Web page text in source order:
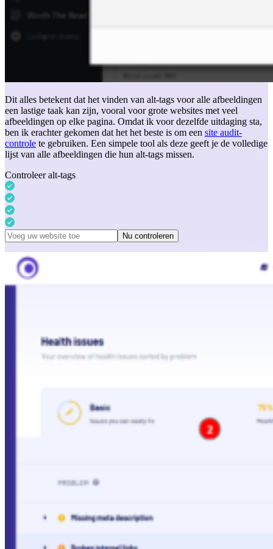
Dit alles betekent dat het vinden van alt-tags voor alle afbeeldingen
een lastige taak kan zijn, vooral voor grote websites met veel
afbeeldingen op elke pagina. Omdat ik voor dezelfde uitdaging sta,
ben ik erachter gekomen dat het het beste is om een site audit-
controle te gebruiken. Een simpele tool als deze geeft je de volledige
lijst van alle afbeeldingen die hun alt-tags missen.
Controleer alt-tags
Nu controleren